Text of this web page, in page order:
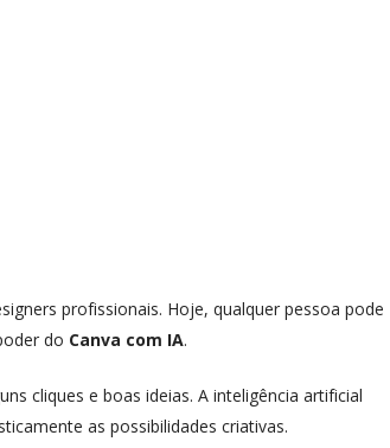
profissionais. Hoje, qualquer pessoa pode
do Canva com IA.
cliques e boas ideias. A inteligência artificial
as possibilidades criativas.